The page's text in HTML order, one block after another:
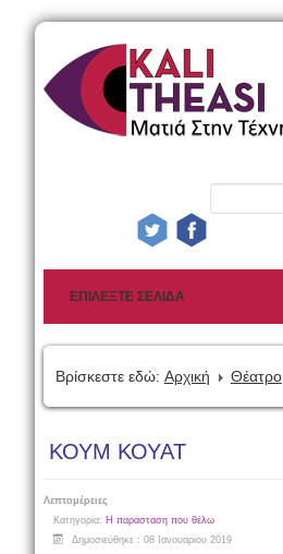
Βρίσκεστε εδώ: Αρχική Θέατρο
ΚΟΥΜ ΚΟΥΑΤ
Λεπτομέρειες
Κατηγορία: Η παράσταση που θέλω
Δημοσιεύθηκε : 08 Ιανουαρίου 2019